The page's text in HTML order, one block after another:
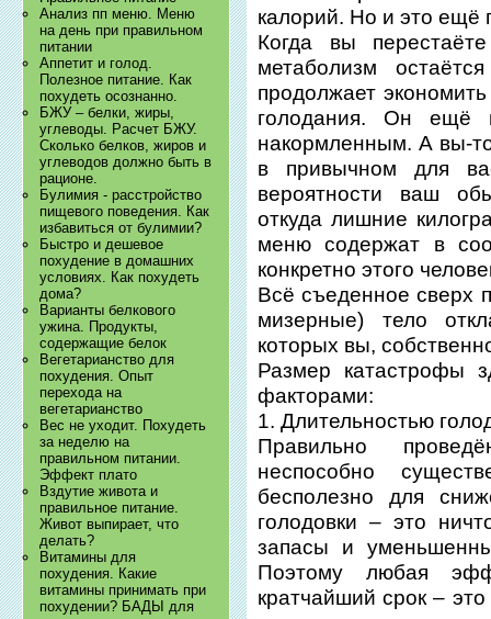
Анализ пп меню. Меню
на день при правильном
питании
Аппетит и голод.
Полезное питание. Как
похудеть осознанно.
БЖУ – белки, жиры,
углеводы. Расчет БЖУ.
Сколько белков, жиров и
углеводов должно быть в
рационе.
Булимия - расстройство
пищевого поведения. Как
избавиться от булимии?
Быстро и дешевое
похудение в домашних
условиях. Как похудеть
дома?
Варианты белкового
ужина. Продукты,
содержащие белок
Вегетарианство для
похудения. Опыт
перехода на
вегетарианство
Вес не уходит. Похудеть
за неделю на
правильном питании.
Эффект плато
Вздутие живота и
правильное питание.
Живот выпирает, что
делать?
Витамины для
похудения. Какие
витамины принимать при
похудении? БАДЫ для
калорий. Но и это ещё
Когда вы
метаболизм
продолжает
голодания. Он ещё
накормленным. А вы-
в привычном для
вероятности ваш
откуда лишние
меню содержат в
конкретно этого
Всё съеденное сверх
мизерные) тело
которых вы,
Размер катастрофы
факторами:
1. Длительностью
Правильно
неспособно
бесполезно для
голодовки – это
запасы и
Поэтому любая
кратчайший срок –